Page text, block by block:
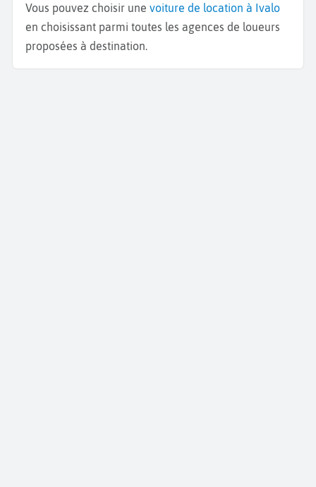
Vous pouvez choisir une voiture de location à Ivalo
en choisissant parmi toutes les agences de loueurs
proposées à destination.